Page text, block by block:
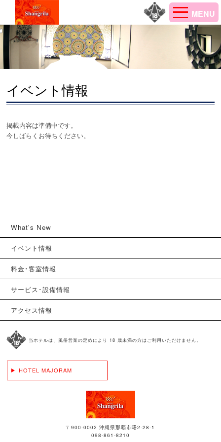
MENU
イベント情報
掲載内容は準備中です。
今しばらくお待ちください。
What's New
イベント情報
料金･客室情報
サービス･設備情報
アクセス情報
当ホテルは、風俗営業の定めにより 18 歳未満の方はご利用いただけません。
HOTEL MAJORAM
〒900-0002 沖縄県那覇市曙2-28-1
098-861-8210